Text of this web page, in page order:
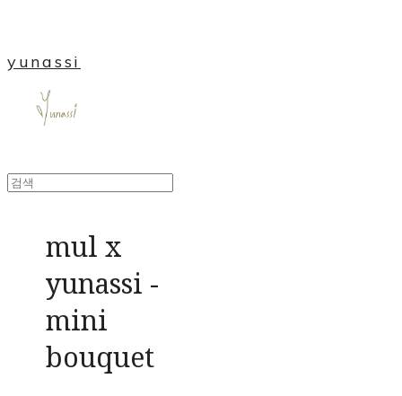
yunassi
mul x
yunassi -
mini
bouquet